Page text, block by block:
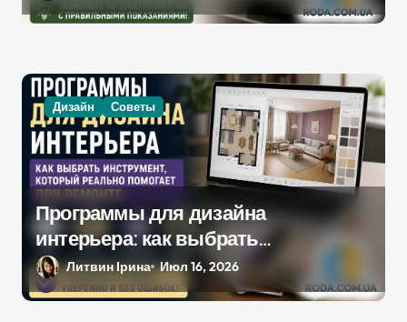
Дизайн Советы
Программы для дизайна
интерьера: как выбрать
инструмент, который
действительно поможет при
Литвин Ірина Июл 16, 2026